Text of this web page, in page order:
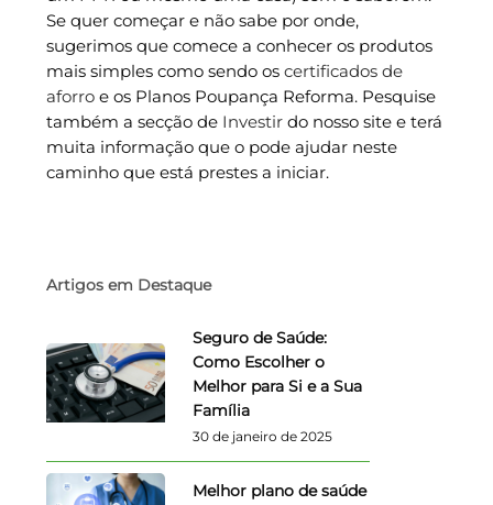
Se quer começar e não sabe por onde,
sugerimos que comece a conhecer os produtos
mais simples como sendo os certificados de
aforroe os Planos Poupança Reforma. Pesquise
também a secção de Investir do nosso site e terá
muita informação que o pode ajudar neste
caminho que está prestes a iniciar.
Artigos em Destaque
Seguro de Saúde:
Como Escolher o
Melhor para Si e a Sua
Família
30 de janeiro de 2025
Melhor plano de saúde